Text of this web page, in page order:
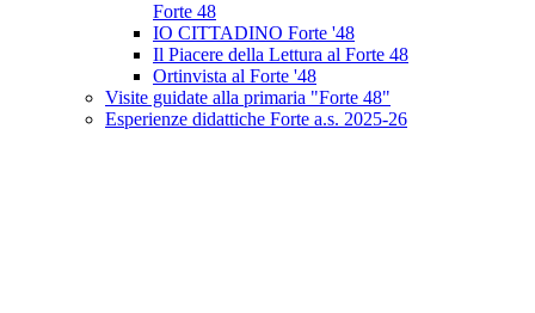
Forte 48
IO CITTADINO Forte '48
Il Piacere della Lettura al Forte 48
Ortinvista al Forte '48
Visite guidate alla primaria "Forte 48"
Esperienze didattiche Forte a.s. 2025-26